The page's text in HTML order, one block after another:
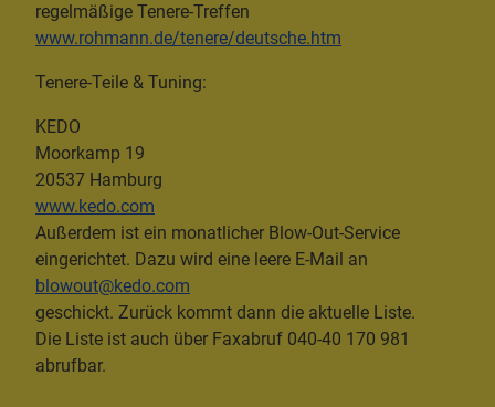
regelmäßige Tenere-Treffen
www.rohmann.de/tenere/deutsche.htm
Tenere-Teile & Tuning:
KEDO
Moorkamp 19
20537 Hamburg
www.kedo.com
Außerdem ist ein monatlicher Blow-Out-Service
eingerichtet. Dazu wird eine leere E-Mail an
blowout@kedo.com
geschickt. Zurück kommt dann die aktuelle Liste.
Die Liste ist auch über Faxabruf 040-40 170 981
abrufbar.